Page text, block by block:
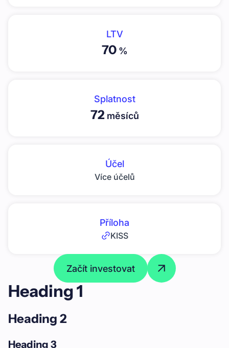
LTV
70%
Splatnost
72měsíců
Účel
Více účelů
Příloha
KISS
Začít investovat
Heading 1
Heading 2
Heading 3